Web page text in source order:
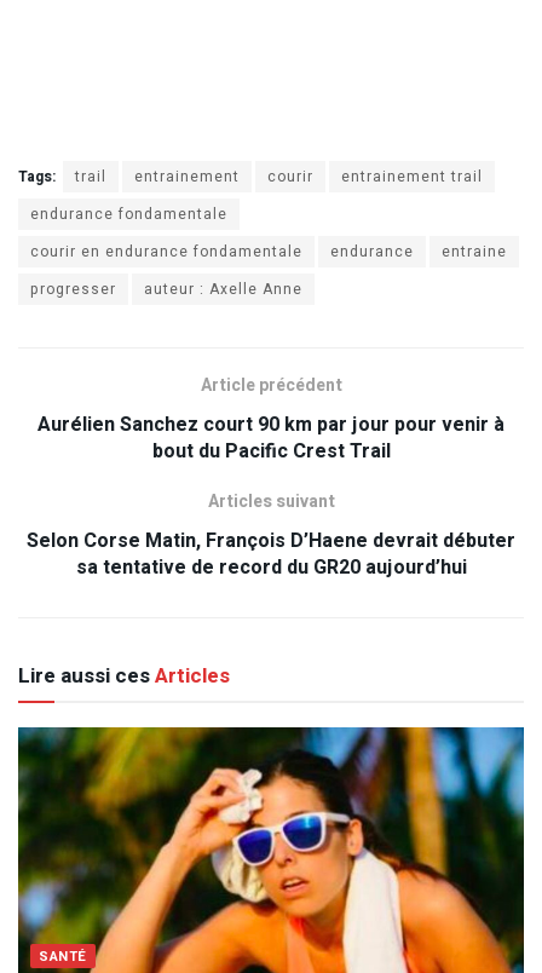
Tags: trail entrainement courir
entrainement trail
endurance fondamentale
courir en endurance fondamentale
endurance
entraine
progresser
auteur : Axelle Anne
Article précédent
Aurélien Sanchez court 90 km par jour pour venir à
bout du Pacific Crest Trail
Articles suivant
Selon Corse Matin, François D’Haene devrait débuter
sa tentative de record du GR20 aujourd’hui
Lire aussi cesArticles
SANTÉ